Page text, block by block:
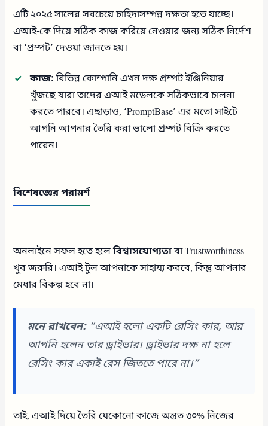
এটি ২০২৫ সালের সবচেয়ে চাহিদাসম্পন্ন দক্ষতা হতে যাচ্ছে।
এআই-কে দিয়ে সঠিক কাজ করিয়ে নেওয়ার জন্য সঠিক নির্দেশ
বা ‘প্রম্পট’ দেওয়া জানতে হয়।
কাজ:বিভিন্ন কোম্পানি এখন দক্ষ প্রম্পট ইঞ্জিনিয়ার
খুঁজছে যারা তাদের এআই মডেলকে সঠিকভাবে চালনা
করতে পারবে। এছাড়াও, ‘PromptBase’ এর মতো সাইটে
আপনি আপনার তৈরি করা ভালো প্রম্পট বিক্রি করতে
পারেন।
বিশেষজ্ঞের পরামর্শ
অনলাইনে সফল হতে হলেবিশ্বাসযোগ্যতাবা Trustworthiness
খুব জরুরি। এআই টুল আপনাকে সাহায্য করবে, কিন্তু আপনার
মেধার বিকল্প হবে না।
মনে রাখবেন:“এআই হলো একটি রেসিং কার, আর
আপনি হলেন তার ড্রাইভার। ড্রাইভার দক্ষ না হলে
রেসিং কার একাই রেস জিততে পারে না।”
তাই, এআই দিয়ে তৈরি যেকোনো কাজে অন্তত ৩০% নিজের